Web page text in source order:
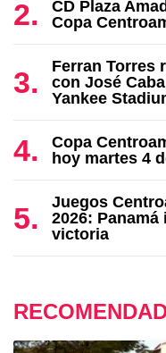
CD Plaza
Copa
Ferran Torres
con José
Yankee
Copa
hoy martes 4
Juegos
2026:
victoria